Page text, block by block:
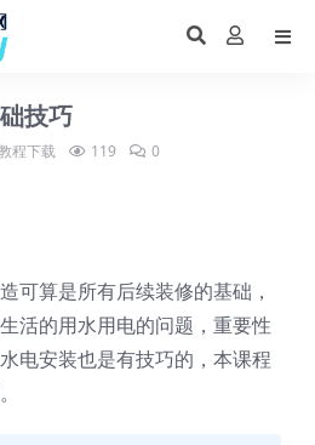
技巧
程下载 119 0
可算是所有后续装修的基础，
活的用水用电的问题，重要性
电安装也是有技巧的，本课程